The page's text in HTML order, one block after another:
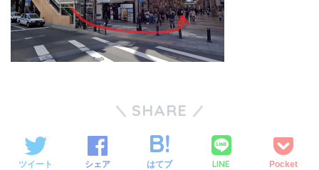
SHARE
ツイート シェア はてブ LINE Pocket